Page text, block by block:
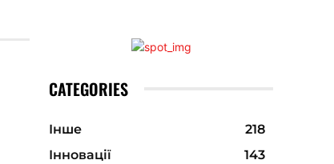
CATEGORIES
Інше
218
Інновації
143